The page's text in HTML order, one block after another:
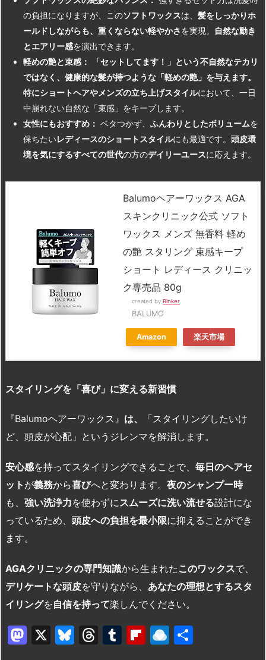
の負担になりますが、このソフトワックスは、 髪をしっかりホ
ールドしながらも、重くならない軽やかさを実現。
自然な動き
とエアリー感を演出できます。
軽めの艶と束感：
「セットしてます！」という不自然なテカリ
ではなく、健康的な髪が持つような「軽めの艶」を与えます。
特にショートヘアやメンズの立ち上げスタイルにおいて、一日
中崩れない自然な「束感」をキープします。
女性にもおすすめ： ベタつかず、 ふんわりとしたボリュームを
保ちたいレディースのショートスタイルにも最適です。 頭皮環
境を気にするすべての世代の方のデイリーユースに応えます。
Balumoヘアーワックス AGA
スキンクリニック公式 ソフト
ワックス メンズ 無香料 軽め
の艶 スタリング 束感キープ
ショート レディース クリニッ
ク専売品 80g
created by Rinker
BALUMO
Amazon 楽天市場
スタイリングを「喜び」に変える新習慣
『Balumoヘアーワックス』 は、
「スタイリングしたいけ
ど、頭皮が心配」というジレンマを解消します。
安心感を持ってスタイリングできることで、 毎日のヘアセ
ット が義務から喜びへと変わります。 夜のシャンプー時
も、 強い洗浄力を使わずにスムーズに洗い流せる設計にな
っているため、 頭皮への負担を最小限に抑えることができ
ます。
AGAクリニックの専門知識から生まれた このワックスで、
デリケートな頭皮を守りながら、 あなたの理想とするスタ
イリングを自信を持って楽しんでください。
M X
Bl T
T
Fl R